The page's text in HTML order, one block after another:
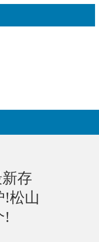
存
!松山
!